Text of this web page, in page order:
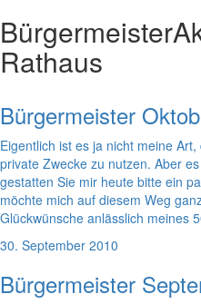
Bürgermeister
Rathaus
Bürgermeister
Eigentlich ist es ja nicht meine
private Zwecke zu nutzen. Aber
gestatten Sie mir heute bitte ein
möchte mich auf diesem Weg
Glückwünsche anlässlich meines
30. September 2010
Bürgermeister